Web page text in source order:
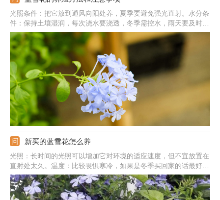
光照条件：把它放到通风向阳处养，夏季要避免强光直射。水分条
件：保持土壤湿润，每次浇水要浇透，冬季需控水，雨天要及时排
水。温度条件：控制养殖温度在15-28℃之间，夏天要降温，冬天
需搬到室内养。注意事项：生长期可半月施一次肥，但要注意稀释
肥料，以免出现肥害。
新买的蓝雪花怎么养
光照：长时间的光照可以增加它对环境的适应速度，但不宜放置在
直射处太久。温度：比较畏惧寒冷，如果是冬季买回家的话最好把
它放置在室内温暖处进行养殖。修剪：要把超过两年的老枝叶和病
叶枯叶及时的剪去，以预防出现病害和虫害。施肥：刚买回来时无
需施肥，等它恢复生长后进行追肥即可。